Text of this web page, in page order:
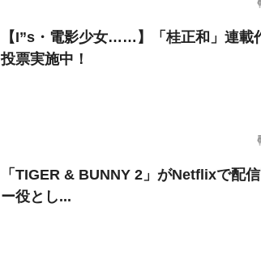
【I”s・電影少女……】「桂正和」連載
投票実施中！
「TIGER & BUNNY 2」がNetflixで配
ー役とし...